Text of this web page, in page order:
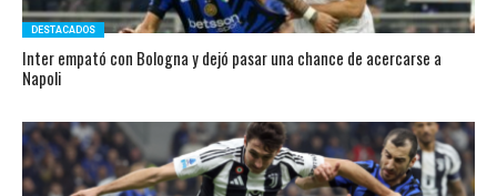
DESTACADOS
Inter empató con Bologna y dejó pasar una chance de acercarse a
Napoli